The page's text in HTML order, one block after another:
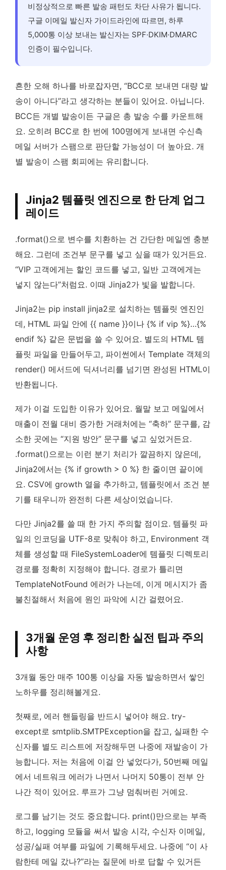
비정상적으로 빠른 발송 패턴도 차단 사유가 됩니다.
구글 이메일 발신자 가이드라인에 따르면, 하루
5,000통 이상 보내는 발신자는 SPF·DKIM·DMARC
인증이 필수입니다.
흔한 오해 하나를 바로잡자면, “BCC로 보내면 대량 발
송이 아니다”라고 생각하는 분들이 있어요. 아닙니다.
BCC든 개별 발송이든 구글은 총 발송 수를 카운트해
요. 오히려 BCC로 한 번에 100명에게 보내면 수신측
메일 서버가 스팸으로 판단할 가능성이 더 높아요. 개
별 발송이 스팸 회피에는 유리합니다.
Jinja2 템플릿 엔진으로 한 단계 업그
레이드
.format()으로 변수를 치환하는 건 간단한 메일엔 충분
해요. 그런데 조건부 문구를 넣고 싶을 때가 있거든요.
“VIP 고객에게는 할인 코드를 넣고, 일반 고객에게는
넣지 않는다”처럼요. 이때 Jinja2가 빛을 발합니다.
Jinja2는 pip install jinja2로 설치하는 템플릿 엔진인
데, HTML 파일 안에 {{ name }}이나 {% if vip %}…{%
endif %} 같은 문법을 쓸 수 있어요. 별도의 HTML 템
플릿 파일을 만들어두고, 파이썬에서 Template 객체의
render() 메서드에 딕셔너리를 넘기면 완성된 HTML이
반환됩니다.
제가 이걸 도입한 이유가 있어요. 월말 보고 메일에서
매출이 전월 대비 증가한 거래처에는 “축하” 문구를, 감
소한 곳에는 “지원 방안” 문구를 넣고 싶었거든요.
.format()으로는 이런 분기 처리가 깔끔하지 않은데,
Jinja2에서는 {% if growth > 0 %} 한 줄이면 끝이에
요. CSV에 growth 열을 추가하고, 템플릿에서 조건 분
기를 태우니까 완전히 다른 세상이었습니다.
다만 Jinja2를 쓸 때 한 가지 주의할 점이요. 템플릿 파
일의 인코딩을 UTF-8로 맞춰야 하고, Environment 객
체를 생성할 때 FileSystemLoader에 템플릿 디렉토리
경로를 정확히 지정해야 합니다. 경로가 틀리면
TemplateNotFound 에러가 나는데, 이게 메시지가 좀
불친절해서 처음에 원인 파악에 시간 걸렸어요.
3개월 운영 후 정리한 실전 팁과 주의
사항
3개월 동안 매주 100통 이상을 자동 발송하면서 쌓인
노하우를 정리해볼게요.
첫째로, 에러 핸들링을 반드시 넣어야 해요. try-
except로 smtplib.SMTPException을 잡고, 실패한 수
신자를 별도 리스트에 저장해두면 나중에 재발송이 가
능합니다. 저는 처음에 이걸 안 넣었다가, 50번째 메일
에서 네트워크 에러가 나면서 나머지 50통이 전부 안
나간 적이 있어요. 루프가 그냥 멈춰버린 거예요.
로그를 남기는 것도 중요합니다. print()만으로는 부족
하고, logging 모듈을 써서 발송 시각, 수신자 이메일,
성공/실패 여부를 파일에 기록해두세요. 나중에 “이 사
람한테 메일 갔나?”라는 질문에 바로 답할 수 있거든